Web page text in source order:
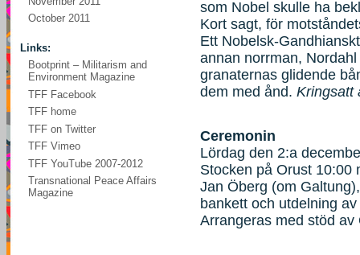
October 2011
Links:
Bootprint – Militarism and
Environment Magazine
TFF Facebook
TFF home
TFF on Twitter
TFF Vimeo
TFF YouTube 2007-2012
Transnational Peace Affairs
Magazine
som Nobel skulle ha
Kort sagt, för
Ett Nobelsk-
annan norrman, Nordahl
granaternas glidende
dem med ånd. Kringsatt
Ceremonin
Lördag den 2:a
Stocken på Orust 10:00
Jan Öberg (om
bankett och utdelning
Arrangeras med stöd